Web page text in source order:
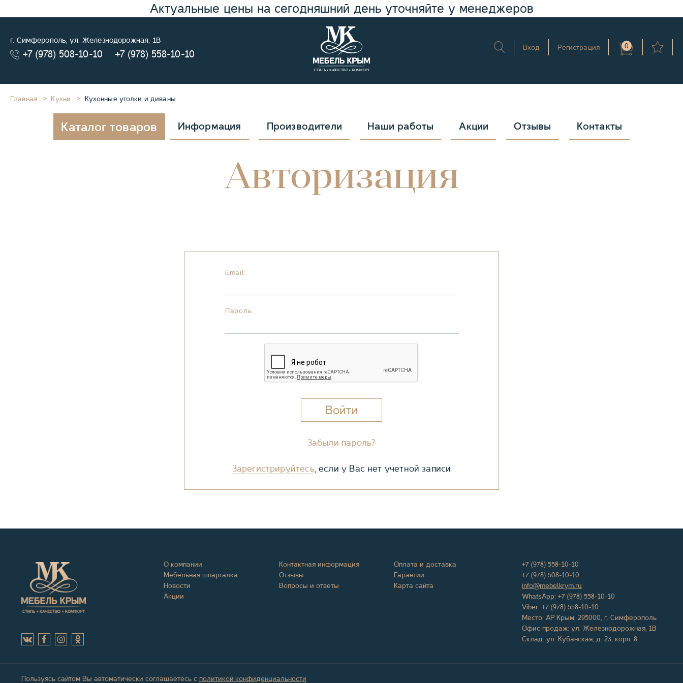
Актуальные цены на сегодняшний день уточняйте у менеджеров
г. Симферополь, ул. Железнодорожная, 1В
+7 (978) 508-10-10 +7 (978) 558-10-10
Вход Регистрация 0
Главная Кухни Кухонные уголки и диваны
Каталог товаров Информация Производители Наши работы Акции Отзывы Контакты
Авторизация
Email
Пароль
Забыли пароль?
Зарегистрируйтесь, если у Вас нет учетной записи
О компании
Мебельная шпаргалка
Новости
Акции
Контактная информация
Отзывы
Вопросы и ответы
Оплата и доставка
Гарантии
Карта сайта
+7 (978) 558-10-10
+7 (978) 508-10-10
info@mebelkrym.ru
WhatsApp: +7 (978) 558-10-10
Viber: +7 (978) 558-10-10
Место: АР Крым 295000 , г. Симферополь
Офис продаж: ул. Железнодорожная, 1В
Склад: ул. Кубанская, д. 23, корп. 8
Пользуясь сайтом Вы автоматически соглашаетесь с политикой конфиденциальности